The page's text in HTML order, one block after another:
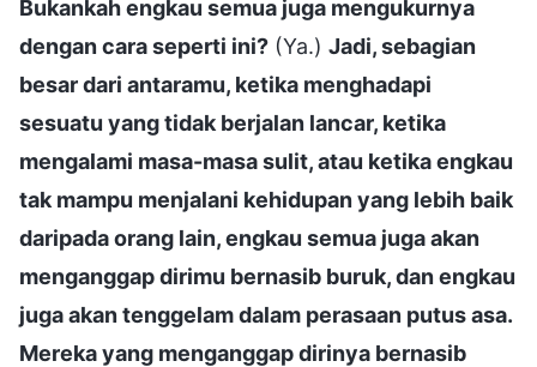
Bukankah engkau semua juga mengukurnya
dengan cara seperti ini? (Ya.) Jadi, sebagian
besar dari antaramu, ketika menghadapi
sesuatu yang tidak berjalan lancar, ketika
mengalami masa-masa sulit, atau ketika engkau
tak mampu menjalani kehidupan yang lebih baik
daripada orang lain, engkau semua juga akan
menganggap dirimu bernasib buruk, dan engkau
juga akan tenggelam dalam perasaan putus asa.
Mereka yang menganggap dirinya bernasib